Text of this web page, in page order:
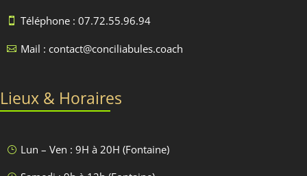
 Téléphone : 07.72.55.96.94
 Mail : contact@conciliabules.coach
Lieux & Horaires
} Lun – Ven : 9H à 20H (Fontaine)